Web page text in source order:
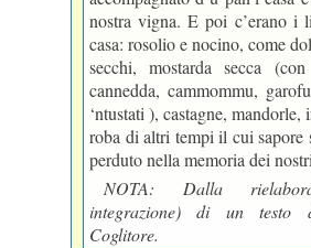
nostra vigna. E poi c’erano i
casa: rosolio e nocino, come
secchi, mostarda secca
cannedda, cammommu,
‘ntustati ), castagne, mandorle,
roba di altri tempi il cui sapore
perduto nella memoria dei
NOTA: Dalla
integrazione) di un testo
Coglitore.